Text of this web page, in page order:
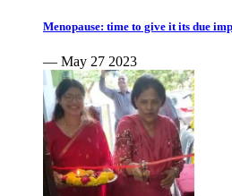
Menopause: time to give it its due
— May 27 2023